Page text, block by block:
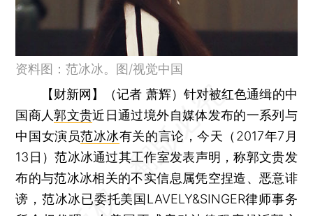
资料图：范冰冰。图/视觉中国
【财新网】（记者 萧辉） 针对被红色通缉的中
国商人郭文贵近日通过境外自媒体发布的一系列与
中国女演员范冰冰有关的言论，今天（2017年7月
13日）范冰冰通过其工作室发表声明，称郭文贵发
布的与范冰冰相关的不实信息属凭空捏造、恶意诽
谤，范冰冰已委托美国LAVELY&SINGER律师事务